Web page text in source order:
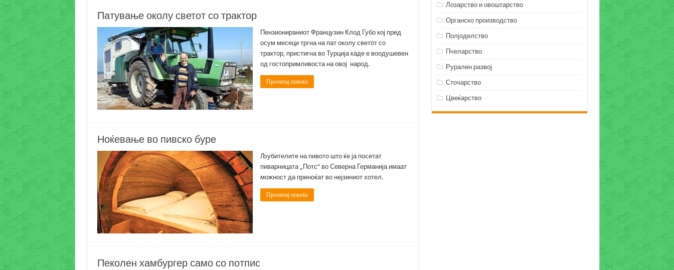
Патување околу светот со трактор
Пензионираниот Французин Клод Губо кој пред
осум месеци тргна на пат околу светот со
трактор, пристигна во Турција каде е воодушевен
од гостопримливоста на овој народ.
Прочитај повеќе
Ноќевање во пивско буре
Љубителите на пивото што ќе ја посетат
пиварницата „Потс“ во Северна Германија имаат
можност да преноќат во нејзиниот хотел.
Прочитај повеќе
Пеколен хамбургер само со потпис
Лозарство и овоштарство
Органско производство
Полјоделство
Пчеларство
Рурален развој
Сточарство
Цвеќарство